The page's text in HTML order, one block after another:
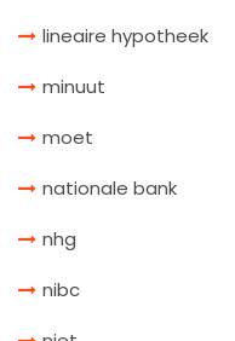
lineaire hypotheek
minuut
moet
nationale bank
nhg
nibc